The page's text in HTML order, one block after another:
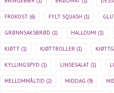
FROKOST (6) FYLT SQUASH (1)
GRØNNSAKSBRØD (1) HALLOUMI (1)
KJØTT (1) KJØTTBOLLER (1)
KYLLINGSPYD (1) LINSESALAT (1)
MELLOMMÅLTID (2) MIDDAG (9)